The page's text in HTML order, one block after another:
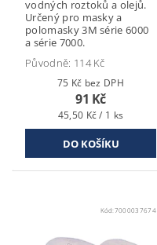
vodných roztoků a olejů.
Určený pro masky a
polomasky 3M série 6000
a série 7000.
Původně: 114 Kč
75 Kč bez DPH
91 Kč
45,50 Kč / 1 ks
Kód:7000037674